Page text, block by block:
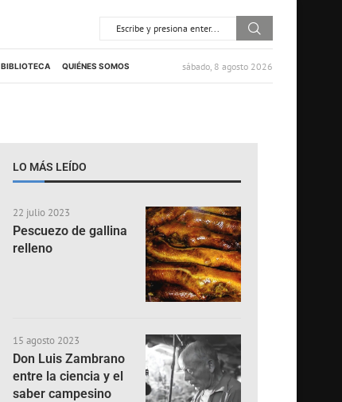
BIBLIOTECA QUIÉNES SOMOS sábado, 8 agosto 2026
LO MÁS LEÍDO
22 julio 2023
Pescuezo de gallina
relleno
15 agosto 2023
Don Luis Zambrano
entre la ciencia y el
saber campesino